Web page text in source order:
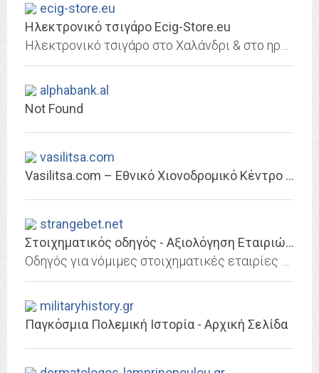
ecig-store.eu
Ηλεκτρονικό τσιγάρο Ecig-Store.eu
alphabank.al
Not Found
vasilitsa.com
Vasilitsa.com – Εθνικό Χιονοδρομικό Κέντρο Βασιλίτσας
strangebet.net
Στοιχηματικός οδηγός - Αξιολόγηση Εταιριών - Σύγκριση - Helpbet.gr
militaryhistory.gr
Παγκόσμια Πολεμική Ιστορία - Αρχική Σελίδα